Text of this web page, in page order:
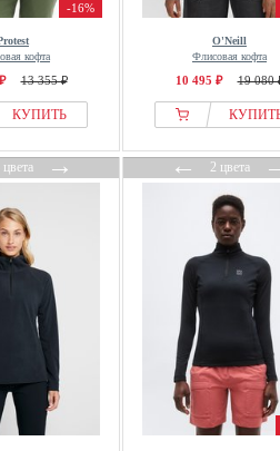
-16%
кофта
13 355 ₽
КУПИТЬ
O'Neill
Флисовая кофта
10 495 ₽ 19 080
цвета→ ←2 цвета